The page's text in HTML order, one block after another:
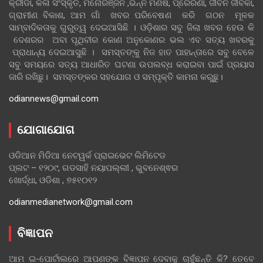
କ୍ରୀଡା, କଳା ସଂସ୍କୃତି, ମନୋରଞ୍ଜନ ,ଭିନ୍ନ ମଣିଷ, ପ୍ରେରଣା, ଜୀବନ ଜୀବିକା,
ଗ୍ରାମୀଣ ବିକାଶ, ଆମ ଗାଁ ଖବର ପରିବେଷଣ କରି ଗଠନ ମୂଳକ
ସାମ୍ବାଦିକତାକୁ ଗୁରୁତ୍ୱ ଦେଇଆସିଛି । ଓଡ଼ିଶାର ସବୁ ଜିଲା ଖବର ହେଉ କି
ଦେଶରର ଅବା ପୃଥିବୀର କୋଣ ଅନୁକୋଣର ଭଲ ଏବ ସତ୍ୟ ଖବରକୁ
ପ୍ରାଧାନ୍ୟ ଦେଇଆସୁଛି । ସମସ୍ତଙ୍କୁ ନିଜ ହାତ ପାହାନ୍ତାରେ ସବୁ ବେଳେ
ସବୁ ସମୟରେ ସତ୍ୟ ଆଧାରିତ ଘଟଣା ଉପଲବ୍ଧ କରାଇବା ପାଇଁ ପ୍ରୟାସ
ଜାରି ରଖିଛୁ। ସମସ୍ତଙ୍କର ସହଯୋଗ ଓ ସମ୍ପୃକ୍ତି କାମନା କରୁଛୁ।
odiannews@gmail.com
ଯୋଗାଯୋଗ
ଓଡିଆନ ମିଡିଆ ନେଟୱର୍କ ପ୍ରାଇଭେଟ ଲିମିଟେଡ
ପ୍ଲଟ – ୧୨୦୯, ଗଡସାହି ନୟାପଲ୍ଲୀ , ଭୁବନେଶ୍ଵର
ଖୋର୍ଦ୍ଧା, ଓଡିଶା , ୭୫୧୦୧୨
odianmedianetwork@gmail.com
ବିଜ୍ଞାପନ
ଆମ ଇ-ପୋର୍ଟାଲରେ ଆପଣଙ୍କ ବିଜ୍ଞାପନ ଦେବାକୁ ଚାହୁଁଛନ୍ତି କି? ତେବେ